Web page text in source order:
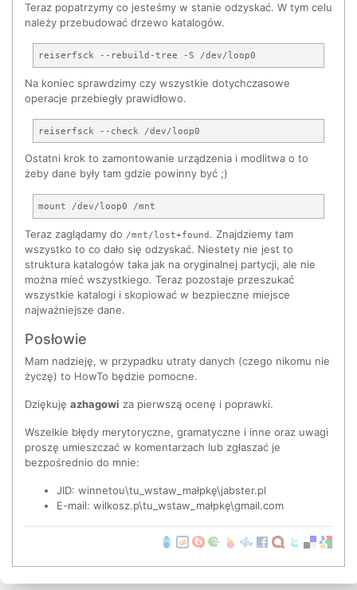
Teraz popatrzymy co jesteśmy w stanie odzyskać. W tym celu
należy przebudować drzewo katalogów.
Na koniec sprawdzimy czy wszystkie dotychczasowe
operacje przebiegły prawidłowo.
Ostatni krok to zamontowanie urządzenia i modlitwa o to
żeby dane były tam gdzie powinny być ;)
Teraz zaglądamy do /mnt/lost+found. Znajdziemy tam
wszystko to co dało się odzyskać. Niestety nie jest to
struktura katalogów taka jak na oryginalnej partycji, ale nie
można mieć wszystkiego. Teraz pozostaje przeszukać
wszystkie katalogi i skopiować w bezpieczne miejsce
najważniejsze dane.
Posłowie
Mam nadzieję, w przypadku utraty danych (czego nikomu nie
życzę) to HowTo będzie pomocne.
Dziękuję azhagowi za pierwszą ocenę i poprawki.
Wszelkie błędy merytoryczne, gramatyczne i inne oraz uwagi
proszę umieszczać w komentarzach lub zgłaszać je
bezpośrednio do mnie:
JID: winnetou\tu_wstaw_małpkę\jabster.pl
E-mail: wilkosz.p\tu_wstaw_małpkę\gmail.com